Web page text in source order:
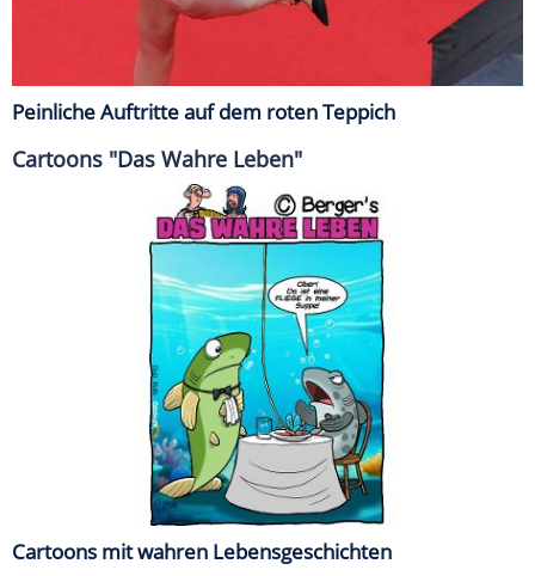
Peinliche Auftritte auf dem roten Teppich
Cartoons "Das Wahre Leben"
Cartoons mit wahren Lebensgeschichten